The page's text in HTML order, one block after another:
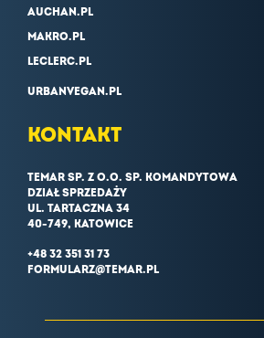
AUCHAN.PL
MAKRO.PL
LECLERC.PL
URBANVEGAN.PL
KONTAKT
TEMAR SP. Z O.O. SP. KOMANDYTOWA
DZIAŁ SPRZEDAŻY
UL. TARTACZNA 34
40-749, KATOWICE
+48 32 351 31 73
FORMULARZ@TEMAR.PL